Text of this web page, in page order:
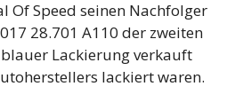
Of Speed ​​seinen Nachfolger
28.701 A110 der zweiten
Lackierung verkauft
lackiert waren.